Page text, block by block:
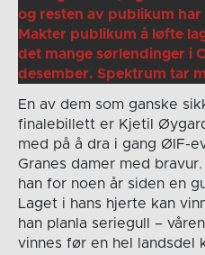
og resten av publikum
Makter publikum å løfte
det mange sørlendinger i
desember. Spektrum tar
En av dem som ganske
finalebillett er Kjetil
med på å dra i gang ØIF-
Granes damer med
han for noen år siden en
Laget i hans hjerte kan
han planla seriegull –
vinnes før en hel landsdel